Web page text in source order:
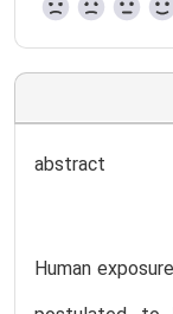
abstract
Human